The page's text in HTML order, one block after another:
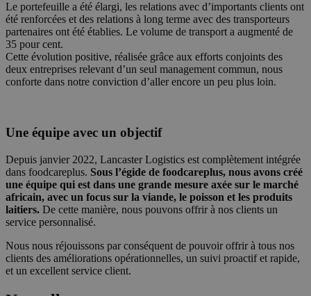
Le portefeuille a été élargi, les relations avec d’importants clients ont
été renforcées et des relations à long terme avec des transporteurs
partenaires ont été établies. Le volume de transport a augmenté de
35 pour cent.
Cette évolution positive, réalisée grâce aux efforts conjoints des
deux entreprises relevant d’un seul management commun, nous
conforte dans notre conviction d’aller encore un peu plus loin.
Une équipe avec un objectif
Depuis janvier 2022, Lancaster Logistics est complètement intégrée
dans foodcareplus. Sous l’égide de foodcareplus, nous avons créé
une équipe qui est dans une grande mesure axée sur le marché
africain, avec un focus sur la viande, le poisson et les produits
laitiers. De cette manière, nous pouvons offrir à nos clients un
service personnalisé.
Nous nous réjouissons par conséquent de pouvoir offrir à tous nos
clients des améliorations opérationnelles, un suivi proactif et rapide,
et un excellent service client.